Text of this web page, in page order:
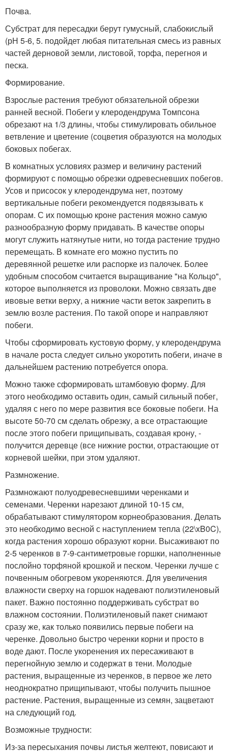
Почва.
Субстрат для пересадки берут гумусный, слабокислый
(рН 5-6, 5. подойдет любая питательная смесь из равных
частей дерновой земли, листовой, торфа, перегноя и
песка.
Формирование.
Взрослые растения требуют обязательной обрезки
ранней весной. Побеги у клеродендрума Томпсона
обрезают на 1/3 длины, чтобы стимулировать обильное
ветвление и цветение (соцветия образуются на молодых
боковых побегах.
В комнатных условиях размер и величину растений
формируют с помощью обрезки одревесневших побегов.
Усов и присосок у клеродендрума нет, поэтому
вертикальные побеги рекомендуется подвязывать к
опорам. С их помощью кроне растения можно самую
разнообразную форму придавать. В качестве опоры
могут служить натянутые нити, но тогда растение трудно
перемещать. В комнате его можно пустить по
деревянной решетке или распорке из палочек. Более
удобным способом считается выращивание "на Кольцо",
которое выполняется из проволоки. Можно связать две
ивовые ветки верху, а нижние части веток закрепить в
землю возле растения. По такой опоре и направляют
побеги.
Чтобы сформировать кустовую форму, у клеродендрума
в начале роста следует сильно укоротить побеги, иначе в
дальнейшем растению потребуется опора.
Можно также сформировать штамбовую форму. Для
этого необходимо оставить один, самый сильный побег,
удаляя с него по мере развития все боковые побеги. На
высоте 50-70 см сделать обрезку, а все отрастающие
после этого побеги прищипывать, создавая крону, -
получится деревце (все нижние ростки, отрастающие от
корневой шейки, при этом удаляют.
Размножение.
Размножают полуодревесневшими черенками и
семенами. Черенки нарезают длиной 10-15 см,
обрабатывают стимулятором корнеобразования. Делать
это необходимо весной с наступлением тепла (22\xB0C),
когда растения хорошо образуют корни. Высаживают по
2-5 черенков в 7-9-сантиметровые горшки, наполненные
послойно торфяной крошкой и песком. Черенки лучше с
почвенным обогревом укореняются. Для увеличения
влажности сверху на горшок надевают полиэтиленовый
пакет. Важно постоянно поддерживать субстрат во
влажном состоянии. Полиэтиленовый пакет снимают
сразу же, как только появились первые побеги на
черенке. Довольно быстро черенки корни и просто в
воде дают. После укоренения их пересаживают в
перегнойную землю и содержат в тени. Молодые
растения, выращенные из черенков, в первое же лето
неоднократно прищипывают, чтобы получить пышное
растение. Растения, выращенные из семян, зацветают
на следующий год.
Возможные трудности:
Из-за пересыхания почвы листья желтеют, повисают и